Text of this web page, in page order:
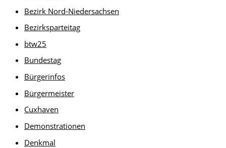
Bezirk Nord-Niedersachsen
Bezirksparteitag
btw25
Bundestag
Bürgerinfos
Bürgermeister
Cuxhaven
Demonstrationen
Denkmal